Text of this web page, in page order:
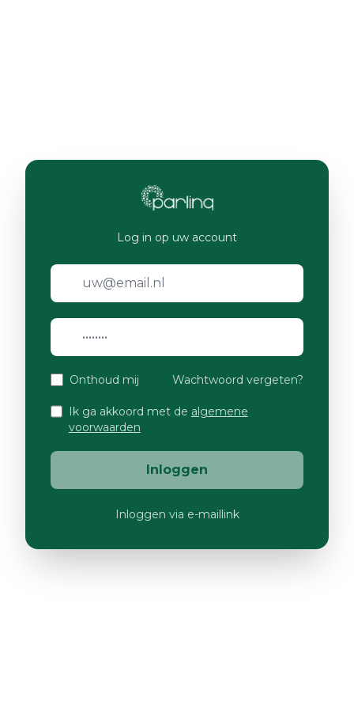
Log in op uw account
Onthoud mij Wachtwoord vergeten?
Ik ga akkoord met de algemene
voorwaarden
Inloggen
Inloggen via e-maillink